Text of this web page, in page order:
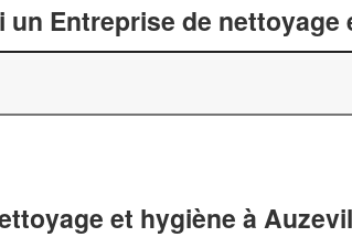
un Entreprise de
et hygiène à